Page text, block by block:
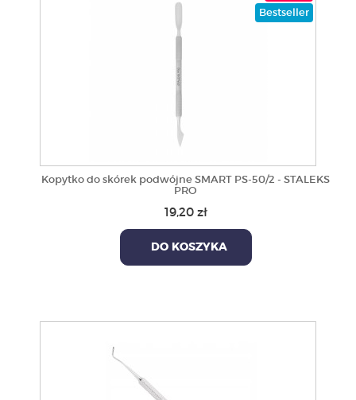
Bestseller
Kopytko do skórek podwójne SMART PS-50/2 - STALEKS
PRO
19,20 zł
DO KOSZYKA